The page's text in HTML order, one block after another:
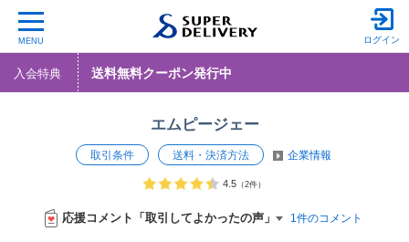
MENU ログイン
入会特典 送料無料クーポン発行中
エムピージェー
取引条件 送料・決済方法 企業情報
4.5（2件）
応援コメント「取引してよかったの声」 1件のコメント